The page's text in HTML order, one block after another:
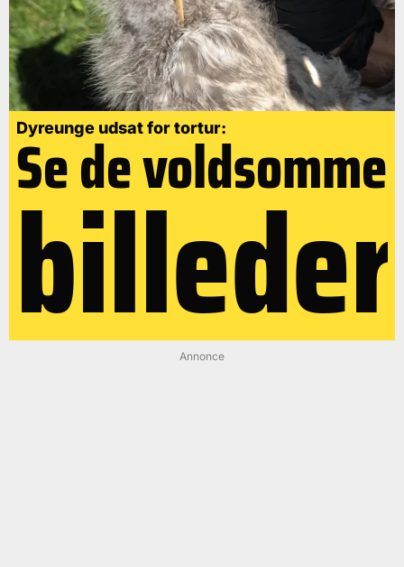
Dyreunge udsat for tortur:
Se de voldsomme
billeder
Annonce